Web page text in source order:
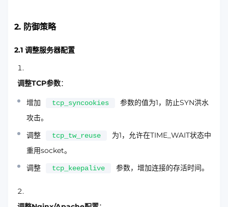
2. 防御策略
2.1 调整服务器配置
调整TCP参数：
增加 tcp_syncookies
参数的值为1，防止SYN洪水
攻击。
调整
tcp_tw_reuse
为1，允许在TIME_WAIT状态中
重用socket。
调整
tcp_keepalive 参数，增加连接的存活时间。